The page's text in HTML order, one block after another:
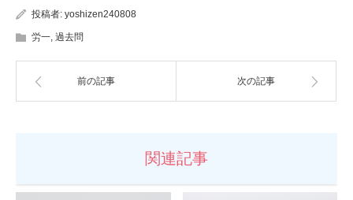
投稿者: yoshizen240808
労一 過去問
前の記事 次の記事
関連記事